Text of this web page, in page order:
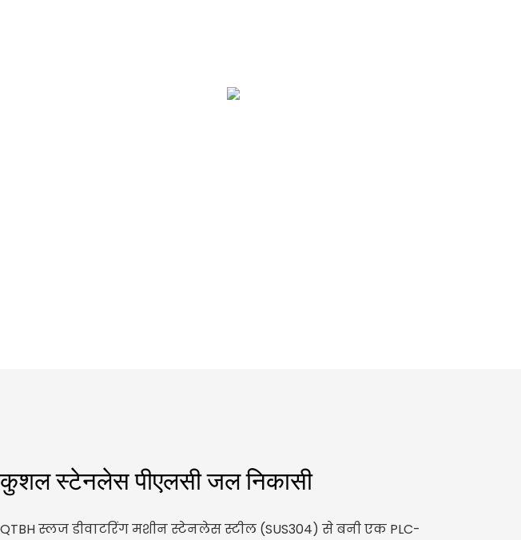
कुशल स्टेनलेस पीएलसी जल निकासी
QTBH स्लज डीवाटरिंग मशीन स्टेनलेस स्टील (SUS304) से बनी एक PLC-